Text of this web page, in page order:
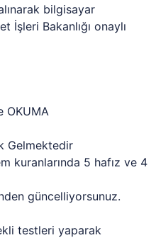
bilgisayar
İşleri Bakanlığı onaylı
OKUMA
Gelmektedir
kuranlarında 5 hafız ve 4
güncelliyorsunuz.
testleri yaparak